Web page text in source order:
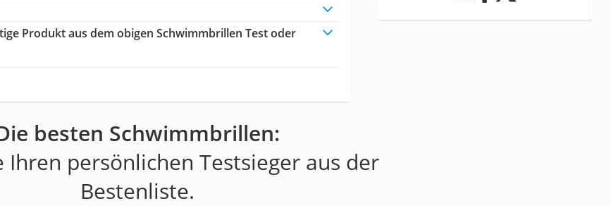
Produkt aus dem obigen Schwimmbrillen Test oder
besten Schwimmbrillen:
Ihren persönlichen Testsieger aus der
Bestenliste.